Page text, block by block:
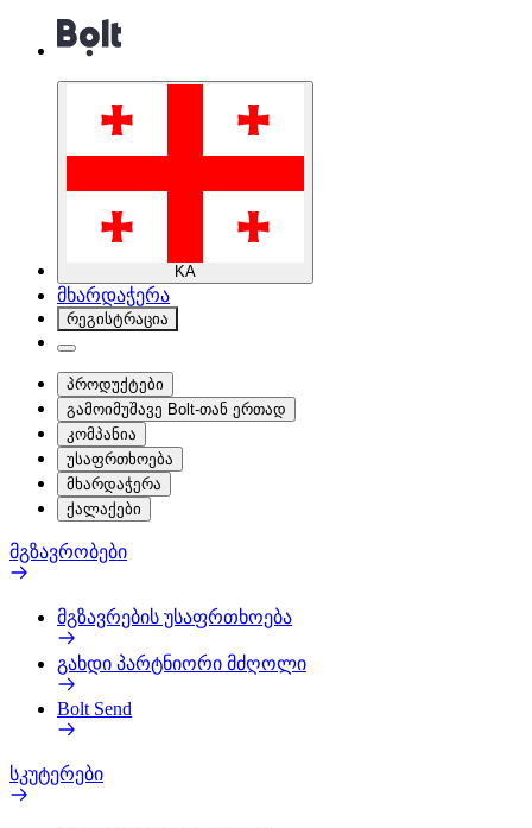
KA
მხარდაჭერა
რეგისტრაცია
პროდუქტები
გამოიმუშავე Bolt-თან ერთად
კომპანია
უსაფრთხოება
მხარდაჭერა
ქალაქები
მგზავრობები
მგზავრების უსაფრთხოება
გახდი პარტნიორი მძღოლი
Bolt Send
სკუტერები